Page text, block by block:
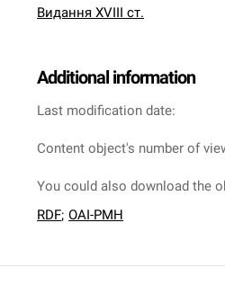
Видання XVIII ст.
Additional information
Last modification date:
Content object's number of
You could also download the
RDF; OAI-PMH